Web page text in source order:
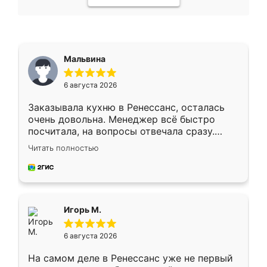
Мальвина
6 августа 2026
Заказывала кухню в Ренессанс, осталась
очень довольна. Менеджер всё быстро
посчитала, на вопросы отвечала сразу.
Замерщик приехал в субботу, подошёл к
делу со всей ответственностью. Собрали
за день, ребята работали аккуратно, даже
Читать полностью
Игорь М.
6 августа 2026
На самом деле в Ренессанс уже не первый